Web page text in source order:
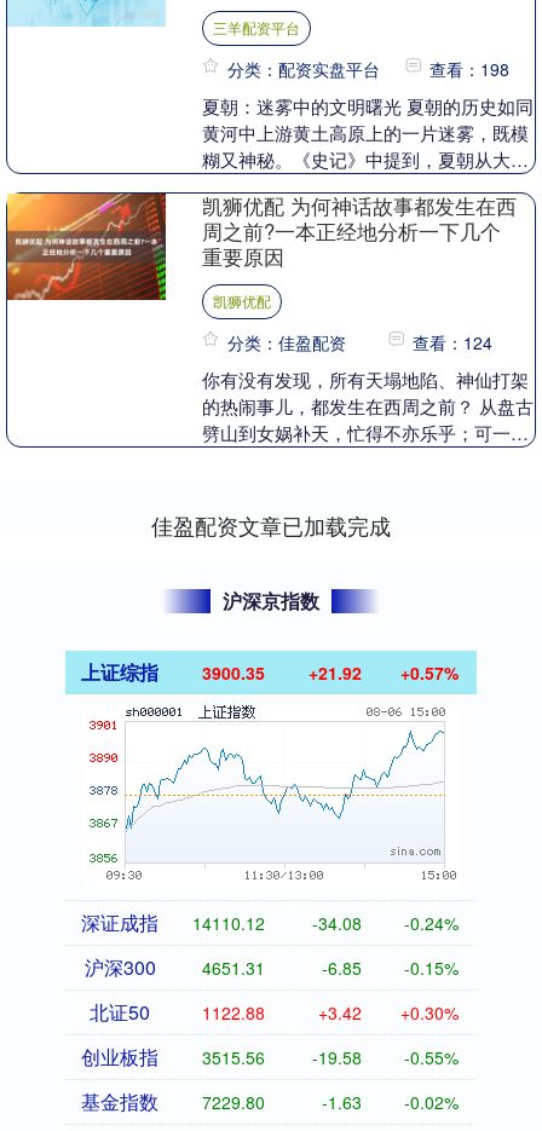
三羊配资平台
分类：配资实盘平台 查看：198
夏朝：迷雾中的文明曙光 夏朝的历史如同
黄河中上游黄土高原上的一片迷雾，既模
糊又神秘。《史记》中提到，夏朝从大禹
继位开始，历时471年，直到衰落。这段
历史跨度很长....
凯狮优配 为何神话故事都发生在西
周之前?一本正经地分析一下几个
重要原因
凯狮优配
分类：佳盈配资 查看：124
你有没有发现，所有天塌地陷、神仙打架
的热闹事儿，都发生在西周之前？ 从盘古
劈山到女娲补天，忙得不亦乐乎；可一到
佳盈配资文章已加载完成
沪深京指数
上证综指 3900.35 +21.92 +0.57%
深证成指 14110.12 -34.08 -0.24%
沪深300 4651.31 -6.85 -0.15%
北证50 1122.88 +3.42 +0.30%
创业板指 3515.56 -19.58 -0.55%
基金指数 7229.80 -1.63 -0.02%